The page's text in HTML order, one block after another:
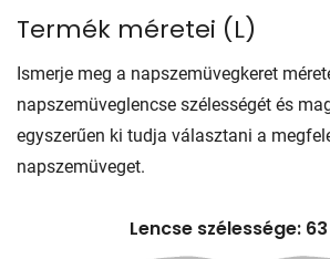
Termék méretei (L)
Ismerje meg a napszemüvegkeret
napszemüveglencse szélességét és
egyszerűen ki tudja választani a
napszemüveget.
Lencse szélessége: